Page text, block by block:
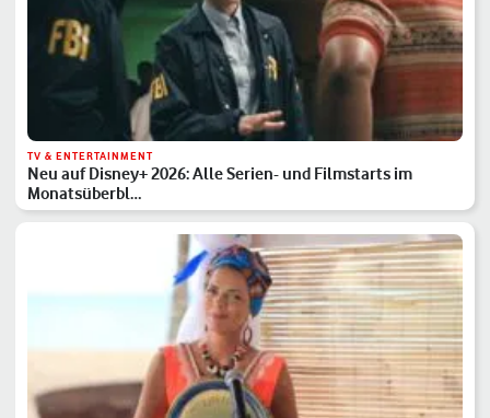
TV & ENTERTAINMENT
Neu auf Disney+ 2026: Alle Serien- und Filmstarts im
Monatsüberbl…